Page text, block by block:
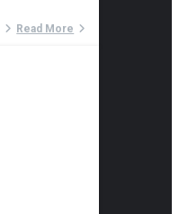
Read More